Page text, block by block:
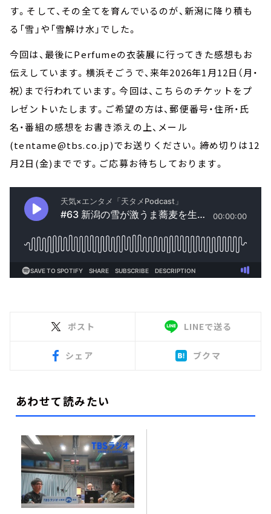
す。そして、その全てを育んでいるのが、新潟に降り積も
る「雪」や「雪解け水」でした。
今回は、最後にPerfumeの衣装展に行ってきた感想もお
伝えしています。横浜そごうで、来年2026年1月12日（月・
祝）まで行われています。今回は、こちらのチケットをプ
レゼントいたします。ご希望の方は、郵便番号・住所・氏
名・番組の感想をお書き添えの上、メール
(tentame@tbs.co.jp)でお送りください。締め切りは12
月2日(金)までです。ご応募お待ちしております。
ポスト LINEで送る
シェア ブクマ
あわせて読みたい